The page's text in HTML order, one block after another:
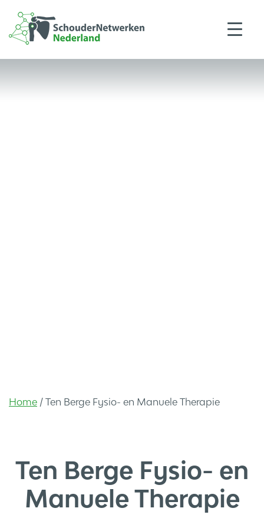
Home / Ten Berge Fysio- en Manuele Therapie
Ten Berge Fysio- en
Manuele Therapie